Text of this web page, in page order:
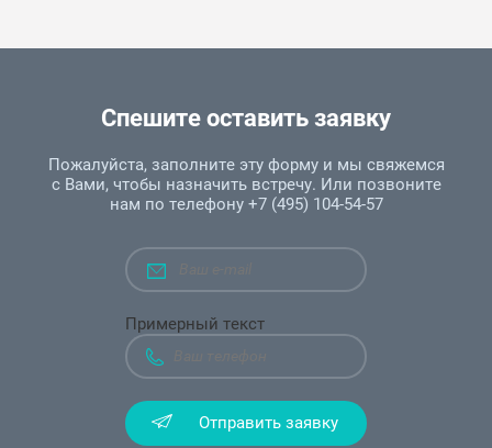
Спешите оставить заявку
Пожалуйста, заполните эту форму и мы свяжемся
с Вами, чтобы назначить встречу. Или позвоните
нам по телефону +7 (495) 104-54-57
Примерный текст
Отправить заявку